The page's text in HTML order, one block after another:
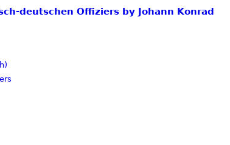
deutschen Offiziers by Johann Konrad